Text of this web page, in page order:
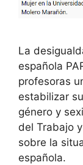
La
española
profesoras
estabilizar
género y
del Trabajo
sobre la
española.